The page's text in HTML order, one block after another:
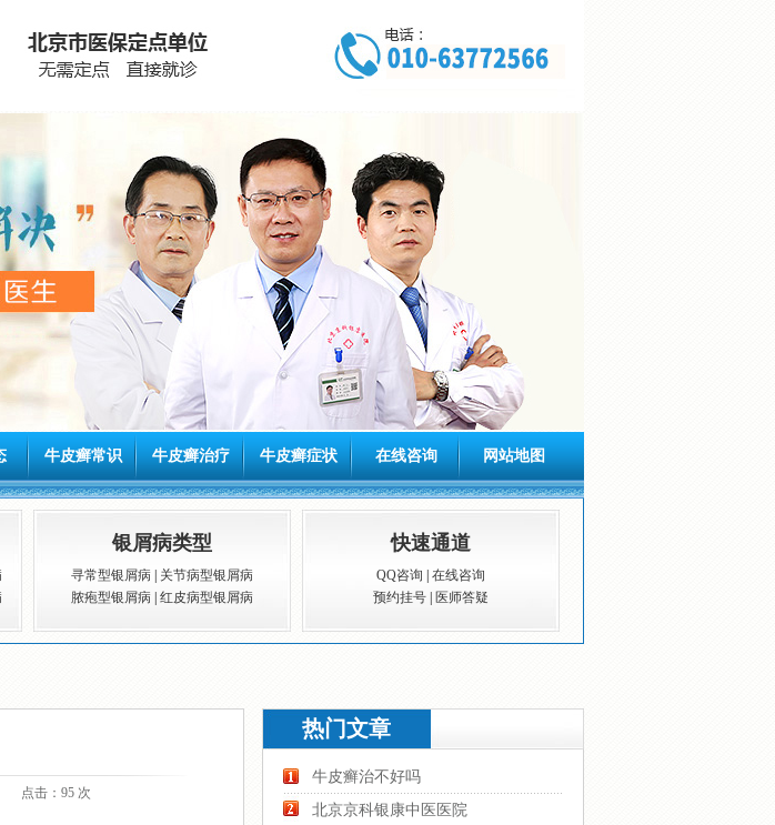
牛皮癣常识 牛皮癣治疗 牛皮癣症状 在线咨询 网站地图
银屑病类型
寻常型银屑病
关节病型银屑病
脓疱型银屑病 红皮病型银屑病
快速通道
QQ咨询
在线咨询
预约挂号
医师答疑
点击：95 次
热门文章
牛皮癣治不好吗
北京京科银康中医医院